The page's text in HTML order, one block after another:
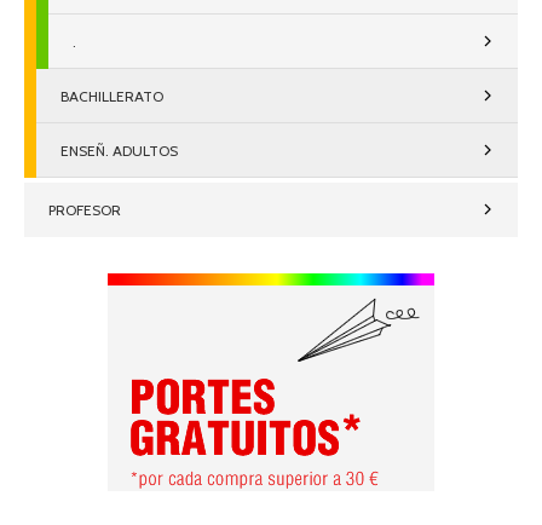
.
BACHILLERATO
ENSEÑ. ADULTOS
PROFESOR